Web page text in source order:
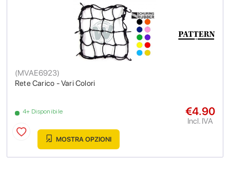
Rete Carico - Vari Colori
(MVAE6923)
4+ Disponibile €4.90
Incl. IVA
MOSTRA OPZIONI